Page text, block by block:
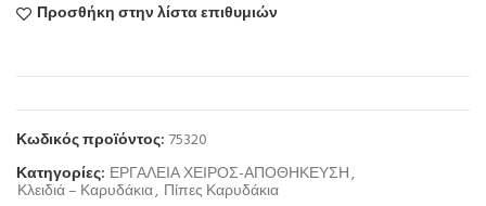
Προσθήκη στην λίστα επιθυμιών
Κωδικός προϊόντος: 75320
Κατηγορίες: ΕΡΓΑΛΕΙΑ ΧΕΙΡΟΣ-ΑΠΟΘΗΚΕΥΣΗ,
Κλειδιά – Καρυδάκια, Πίπες Καρυδάκια